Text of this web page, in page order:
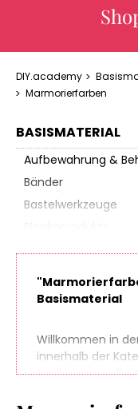
DIY.academy
Marmorierfarben
BASISMATERIAL
Aufbewahrung &
Bänder
Bastelwerkzeuge
Dekosand und -
Drahtformen
Farben & Stifte
Acrylfarben
Aquarellfarben
Basismaterial
Willkommen in
innerhalb der
DIY.Academy,